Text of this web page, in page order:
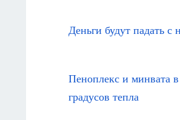
Деньги будут падать с
Пеноплекс и минвата
градусов тепла